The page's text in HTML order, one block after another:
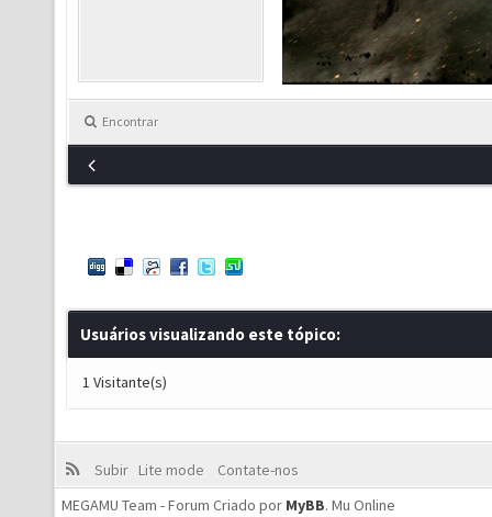
Encontrar
Usuários visualizando este tópico:
1 Visitante(s)
Subir Lite mode
Contate-nos
MEGAMU Team - Forum Criado por MyBB. Mu Online